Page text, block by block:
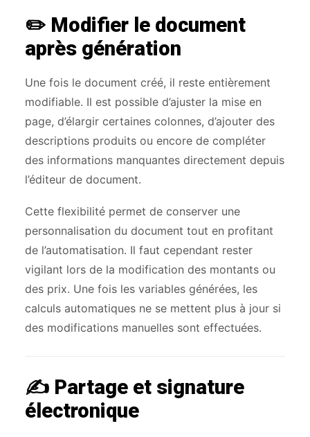
✏️ Modifier le document
après génération
Une fois le document créé, il reste entièrement
modifiable. Il est possible d’ajuster la mise en
page, d’élargir certaines colonnes, d’ajouter des
descriptions produits ou encore de compléter
des informations manquantes directement depuis
l’éditeur de document.
Cette flexibilité permet de conserver une
personnalisation du document tout en profitant
de l’automatisation. Il faut cependant rester
vigilant lors de la modification des montants ou
des prix. Une fois les variables générées, les
calculs automatiques ne se mettent plus à jour si
des modifications manuelles sont effectuées.
✍️ Partage et signature
électronique